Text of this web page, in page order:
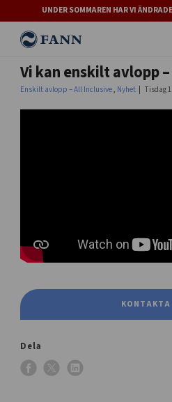
UNDER SOMMAREN HAR VI
Vi kan enskilt avlopp –
Enskilt avlopp – All Inclusive, Nyhet Tisdag
KONTAKTA
Dela